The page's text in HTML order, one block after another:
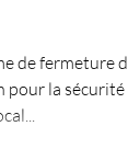
de fermeture
pour la